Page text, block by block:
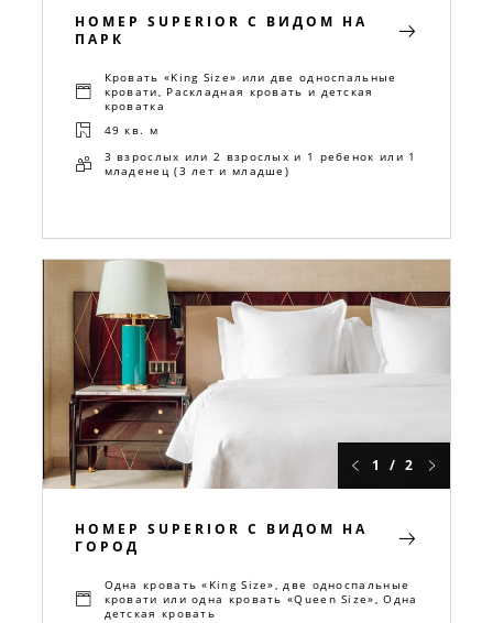
НОМЕР SUPERIOR С ВИДОМ НА
ПАРК
Кровать «King Size» или две односпальные
кровати, Раскладная кровать и детская
кроватка
49 кв. м
3 взрослых или 2 взрослых и 1 ребенок или 1
младенец (3 лет и младше)
1 / 2
НОМЕР SUPERIOR С ВИДОМ НА
ГОРОД
Одна кровать «King Size», две односпальные
кровати или одна кровать «Queen Size», Одна
детская кровать